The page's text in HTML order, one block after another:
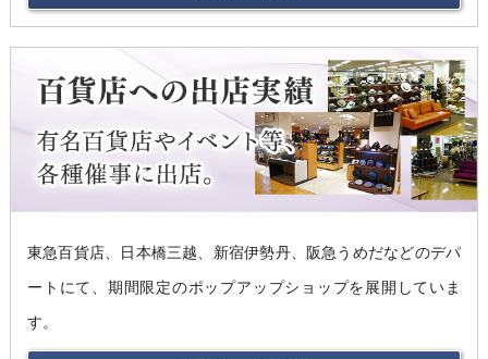
東急百貨店、日本橋三越、新宿伊勢丹、阪急うめだなどのデパ
ートにて、期間限定のポップアップショップを展開していま
す。